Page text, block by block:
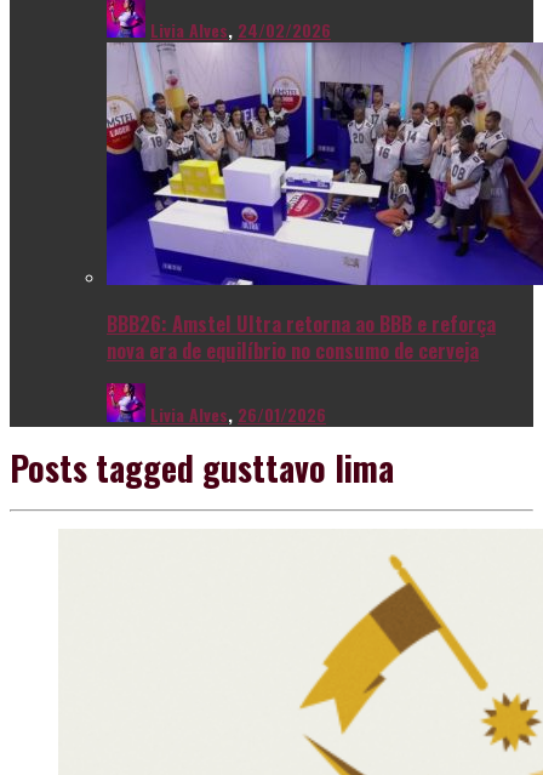
Livia Alves, 24/02/2026
BBB26: Amstel Ultra retorna ao BBB e reforça
nova era de equilíbrio no consumo de cerveja
Livia Alves, 26/01/2026
Posts tagged gusttavo lima